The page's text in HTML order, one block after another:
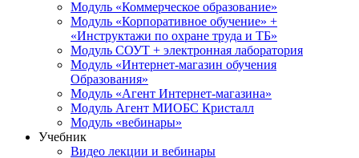
Модуль «Коммерческое образование»
Модуль «Корпоративное обучение» +
«Инструктажи по охране труда и ТБ»
Модуль СОУТ + электронная лаборатория
Модуль «Интернет-магазин обучения
Образования»
Модуль «Агент Интернет-магазина»
Модуль Агент МИОБС Кристалл
Модуль «вебинары»
Учебник
Видео лекции и вебинары